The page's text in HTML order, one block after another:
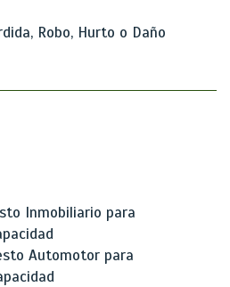
Robo, Hurto o Daño
Inmobiliario para
Automotor para